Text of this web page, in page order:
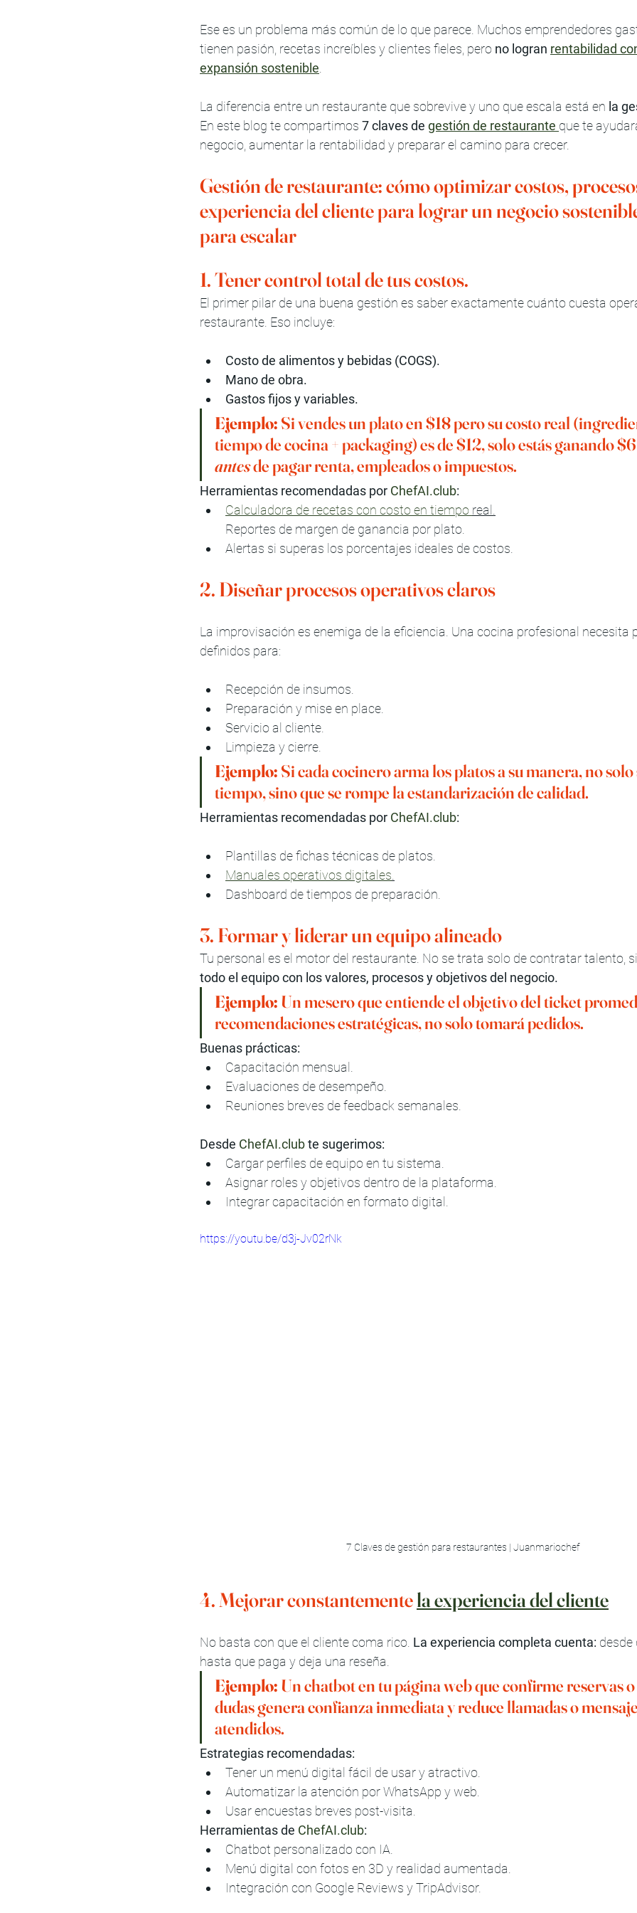
Ese es un problema más común de lo que parece. Muchos emprendedores
tienen pasión, recetas increíbles y clientes fieles, pero no logran rentabilidad
expansión sostenible
La diferencia entre un restaurante que sobrevive y uno que escala está en la
En este blog te compartimos 7 claves de gestión de restaurante que te
negocio, aumentar la rentabilidad y preparar el camino para crecer.
Gestión de restaurante: cómo optimizar costos,
experiencia del cliente para lograr un negocio
para escalar
1. Tener control total de tus costos.
El primer pilar de una buena gestión es saber exactamente cuánto cuesta
restaurante. Eso incluye:
Costo de alimentos y bebidas (COGS).
Mano de obra.
Gastos fijos y variables.
Ejemplo: Si vendes un plato en $18 pero su costo real
tiempo de cocina + packaging) es de $12, solo estás ganando
antes de pagar renta, empleados o impuestos.
Herramientas recomendadas por ChefAI.club:
Calculadora de recetas con costo en tiempo real.
Reportes de margen de ganancia por plato.
Alertas si superas los porcentajes ideales de costos.
2. Diseñar procesos operativos claros
La improvisación es enemiga de la eficiencia. Una cocina profesional necesita
definidos para:
Recepción de insumos.
Preparación y mise en place.
Servicio al cliente.
Limpieza y cierre.
Ejemplo: Si cada cocinero arma los platos a su manera, no
tiempo, sino que se rompe la estandarización de calidad.
Herramientas recomendadas por ChefAI.club:
Plantillas de fichas técnicas de platos.
Manuales operativos digitales
Dashboard de tiempos de preparación.
3. Formar y liderar un equipo alineado
Tu personal es el motor del restaurante. No se trata solo de contratar talento,
todo el equipo con los valores, procesos y objetivos del negocio.
Ejemplo: Un mesero que entiende el objetivo del ticket
recomendaciones estratégicas, no solo tomará pedidos.
Buenas prácticas:
Capacitación mensual.
Evaluaciones de desempeño.
Reuniones breves de feedback semanales.
Desde ChefAI.club te sugerimos:
Cargar perfiles de equipo en tu sistema.
Asignar roles y objetivos dentro de la plataforma.
Integrar capacitación en formato digital.
https://youtu.be/d3j-Jv02rNk
7 Claves de gestión para restaurantes | Juanmariochef
4. Mejorar constantemente la experiencia del cliente
No basta con que el cliente coma rico. La experiencia completa cuenta: desde
hasta que paga y deja una reseña.
Ejemplo: Un chatbot en tu página web que confirme reservas
dudas genera confianza inmediata y reduce llamadas o
atendidos.
Estrategias recomendadas:
Tener un menú digital fácil de usar y atractivo.
Automatizar la atención por WhatsApp y web.
Usar encuestas breves post-visita.
Herramientas de ChefAI.club:
Chatbot personalizado con IA.
Menú digital con fotos en 3D y realidad aumentada.
Integración con Google Reviews y TripAdvisor.